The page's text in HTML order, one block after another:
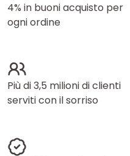
4% in buoni acquisto per
ogni ordine
Più di 3,5 milioni di clienti
serviti con il sorriso